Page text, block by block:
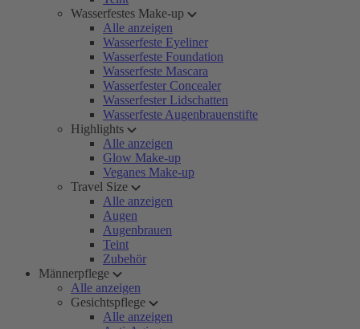
Wasserfestes Make-up
Alle anzeigen
Wasserfeste Eyeliner
Wasserfeste Foundation
Wasserfeste Mascara
Wasserfester Concealer
Wasserfester Lidschatten
Wasserfeste Augenbrauenstifte
Highlights
Alle anzeigen
Glow Make-up
Veganes Make-up
Travel Size
Alle anzeigen
Augen
Augenbrauen
Teint
Zubehör
Männerpflege
Alle anzeigen
Gesichtspflege
Alle anzeigen